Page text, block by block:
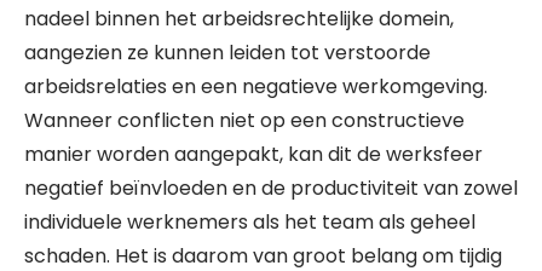
nadeel binnen het arbeidsrechtelijke domein,
aangezien ze kunnen leiden tot verstoorde
arbeidsrelaties en een negatieve werkomgeving.
Wanneer conflicten niet op een constructieve
manier worden aangepakt, kan dit de werksfeer
negatief beïnvloeden en de productiviteit van zowel
individuele werknemers als het team als geheel
schaden. Het is daarom van groot belang om tijdig